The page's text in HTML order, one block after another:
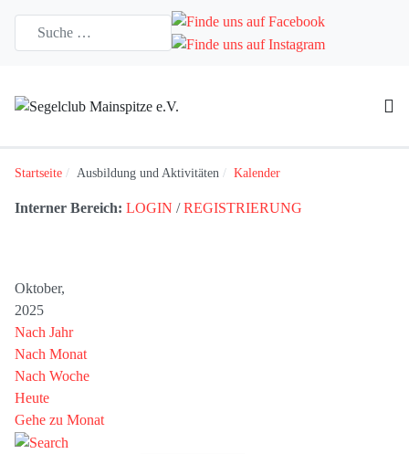
Startseite Ausbildung und Aktivitäten Kalender
Interner Bereich: LOGIN /REGISTRIERUNG
Oktober,
2025
Nach Jahr
Nach Monat
Nach Woche
Heute
Gehe zu Monat